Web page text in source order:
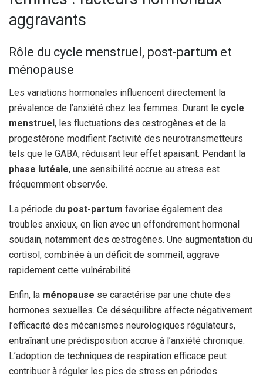
aggravants
Rôle du cycle menstruel, post-partum et
ménopause
Les variations hormonales influencent directement la
prévalence de l’anxiété chez les femmes. Durant le cycle
menstruel, les fluctuations des œstrogènes et de la
progestérone modifient l’activité des neurotransmetteurs
tels que le GABA, réduisant leur effet apaisant. Pendant la
phase lutéale, une sensibilité accrue au stress est
fréquemment observée.
La période du post-partum favorise également des
troubles anxieux, en lien avec un effondrement hormonal
soudain, notamment des œstrogènes. Une augmentation du
cortisol, combinée à un déficit de sommeil, aggrave
rapidement cette vulnérabilité.
Enfin, la ménopause se caractérise par une chute des
hormones sexuelles. Ce déséquilibre affecte négativement
l’efficacité des mécanismes neurologiques régulateurs,
entraînant une prédisposition accrue à l’anxiété chronique.
L’adoption de techniques de respiration efficace peut
contribuer à réguler les pics de stress en périodes